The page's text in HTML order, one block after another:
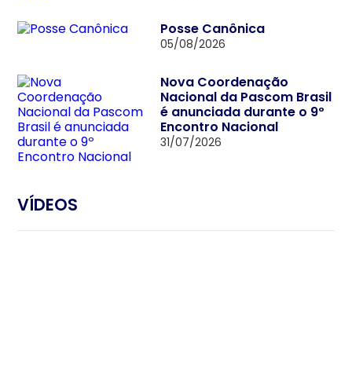
Posse Canônica
05/08/2026
Nova Coordenação
Nacional da Pascom Brasil
é anunciada durante o 9º
Encontro Nacional
31/07/2026
VÍDEOS